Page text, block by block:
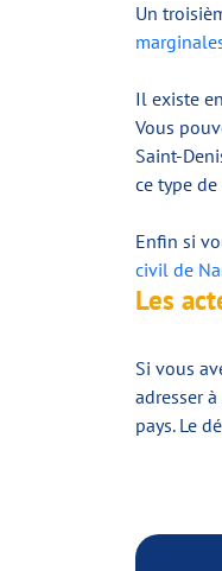
Un
Il existe
Vous
Saint-
ce type
Enfin si
civil de
Les
Si vous
adresser
pays. Le